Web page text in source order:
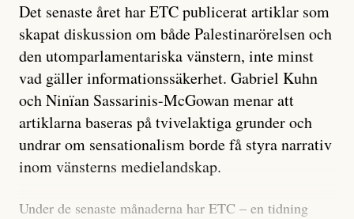
Det senaste året har ETC publicerat artiklar som
skapat diskussion om både Palestinarörelsen och
den utomparlamentariska vänstern, inte minst
vad gäller informationssäkerhet. Gabriel Kuhn
och Ninïan Sassarinis-McGowan menar att
artiklarna baseras på tvivelaktiga grunder och
undrar om sensationalism borde få styra narrativ
inom vänsterns medielandskap.
Under de senaste månaderna har ETC – en tidning